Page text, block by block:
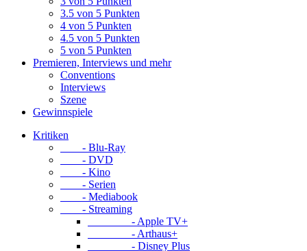
3.5 von 5 Punkten
4 von 5 Punkten
4.5 von 5 Punkten
5 von 5 Punkten
Premieren, Interviews und mehr
Conventions
Interviews
Szene
Gewinnspiele
Kritiken
- Blu-Ray
- DVD
- Kino
- Serien
- Mediabook
- Streaming
- Apple TV+
- Arthaus+
- Disney Plus